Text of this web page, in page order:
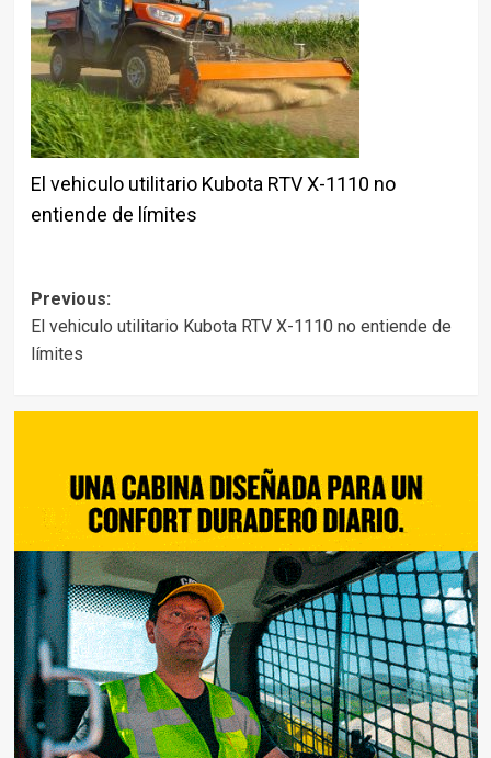
El vehiculo utilitario Kubota RTV X-1110 no
entiende de límites
Post
navigation
Previous:
El vehiculo utilitario Kubota RTV X-1110 no entiende de
límites